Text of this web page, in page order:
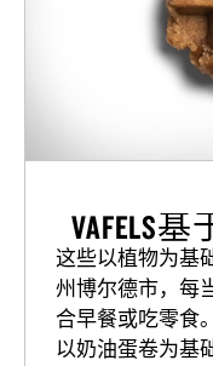
VAFELS
这些以植物为基
州博尔德市，每
合早餐或吃零食
以奶油蛋卷为基